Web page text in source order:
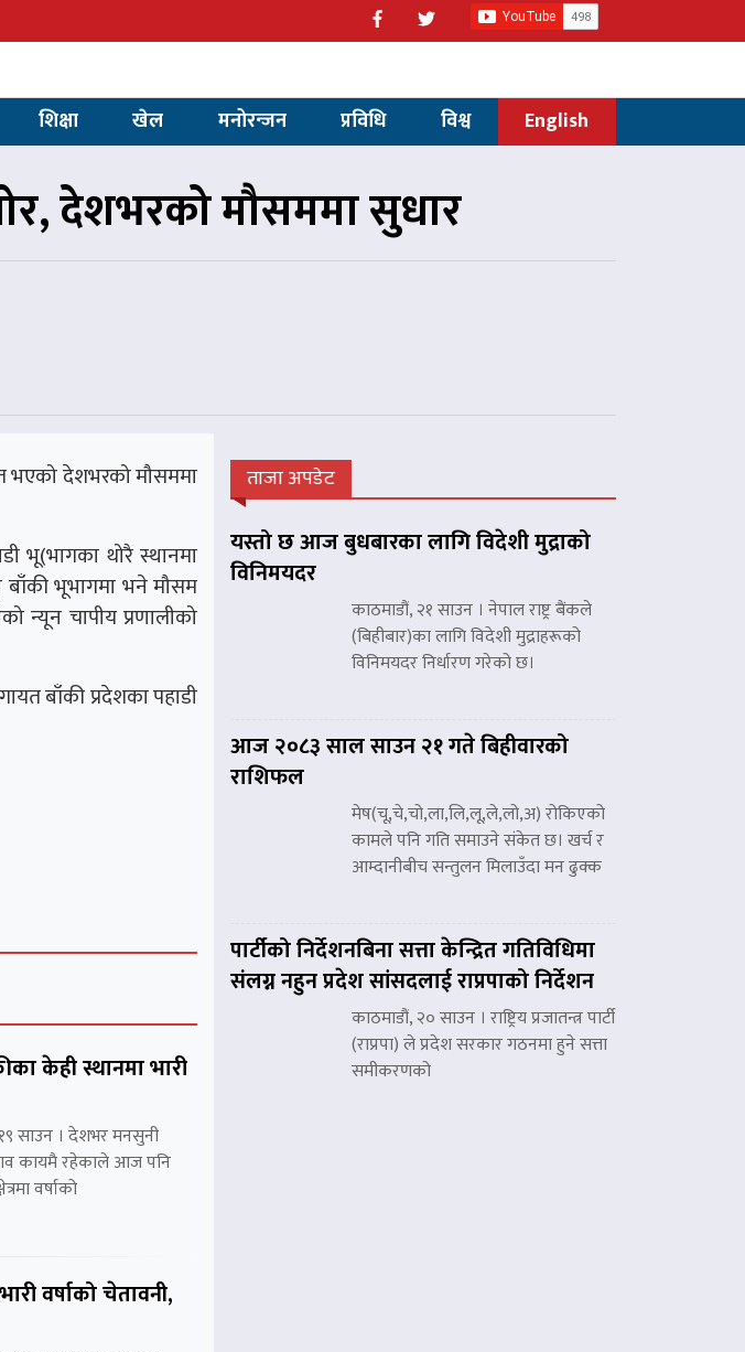
शिक्षा खेल मनोरन्जन प्रविधि विश्व English
देशभरको मौसममा सुधार
भएको देशभरको मौसममा
भू(भागका थोरै स्थानमा
बाँकी भूभागमा भने मौसम
न्यून चापीय प्रणालीको
बाँकी प्रदेशका पहाडी
केही स्थानमा भारी
साउन । देशभर मनसुनी
कायमै रहेकाले आज पनि
वर्षाको
वर्षाको चेतावनी,
ताजा अपडेट
यस्तो छ आज बुधबारका लागि विदेशी मुद्राको
विनिमयदर
काठमाडौं, २१ साउन । नेपाल राष्ट्र बैंकले
(बिहीबार)का लागि विदेशी मुद्राहरूको
विनिमयदर निर्धारण गरेको छ।
आज २०८३ साल साउन २१ गते बिहीवारको
राशिफल
मेष(चू,चे,चो,ला,लि,लू,ले,लो,अ) रोकिएको
कामले पनि गति समाउने संकेत छ। खर्च र
आम्दानीबीच सन्तुलन मिलाउँदा मन ढुक्क
पार्टीको निर्देशनबिना सत्ता केन्द्रित गतिविधिमा
संलग्न नहुन प्रदेश सांसदलाई राप्रपाको निर्देशन
काठमाडौं, २० साउन । राष्ट्रिय प्रजातन्त्र पार्टी
(राप्रपा) ले प्रदेश सरकार गठनमा हुने सत्ता
समीकरणको